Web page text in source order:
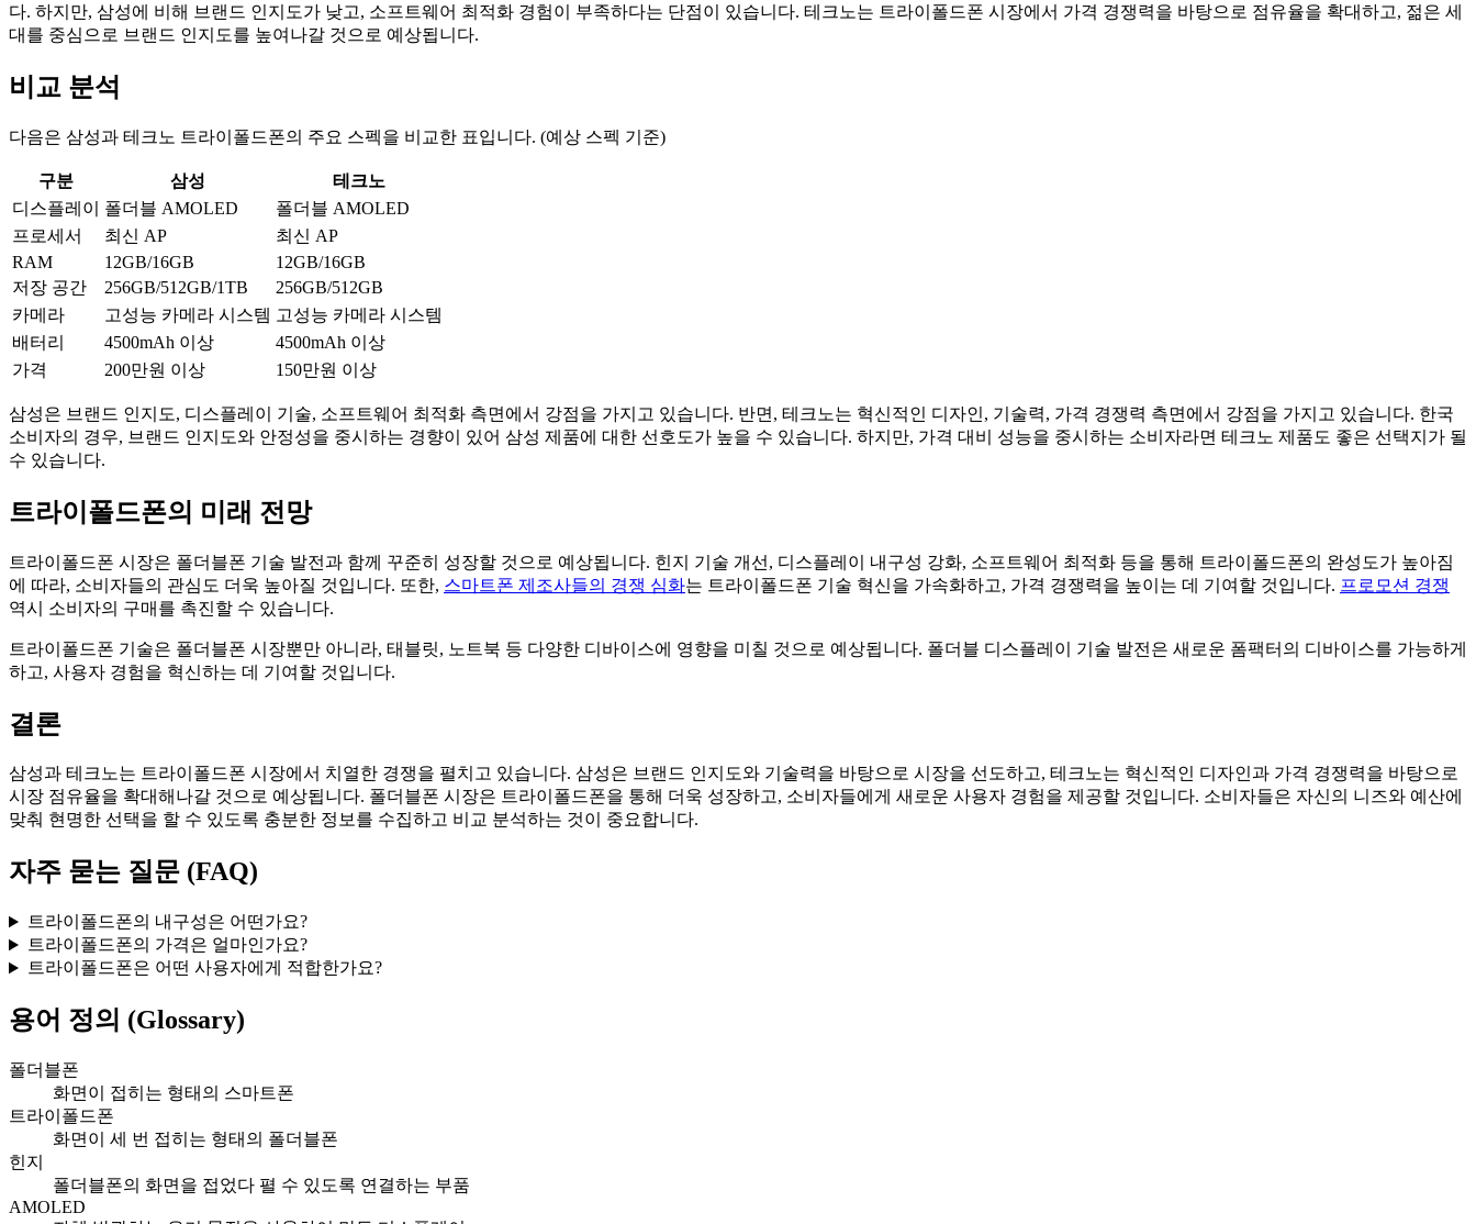
다. 하지만, 삼성에 비해 브랜드 인지도가 낮고, 소프트웨어 최적화 경험이 부족하다는 단점이 있습니다. 테크노는 트라이폴드폰 시장에서 가격 경쟁력을 바탕으로 점유율을 확대하고, 젊은 세
대를 중심으로 브랜드 인지도를 높여나갈 것으로 예상됩니다.
비교 분석
다음은 삼성과 테크노 트라이폴드폰의 주요 스펙을 비교한 표입니다. (예상 스펙 기준)
구분 삼성
테크노
디스플레이
폴더블 AMOLED
폴더블 AMOLED
프로세서
최신 AP
최신 AP
RAM
12GB/16GB
12GB/16GB
저장 공간
256GB/512GB/1TB
256GB/512GB
카메라
고성능 카메라 시스템 고성능 카메라 시스템
배터리
4500mAh 이상
4500mAh 이상
가격
200만원 이상 150만원 이상
삼성은 브랜드 인지도, 디스플레이 기술, 소프트웨어 최적화 측면에서 강점을 가지고 있습니다. 반면, 테크노는 혁신적인 디자인, 기술력, 가격 경쟁력 측면에서 강점을 가지고 있습니다. 한국
소비자의 경우, 브랜드 인지도와 안정성을 중시하는 경향이 있어 삼성 제품에 대한 선호도가 높을 수 있습니다. 하지만, 가격 대비 성능을 중시하는 소비자라면 테크노 제품도 좋은 선택지가 될
수 있습니다.
트라이폴드폰의 미래 전망
트라이폴드폰 시장은 폴더블폰 기술 발전과 함께 꾸준히 성장할 것으로 예상됩니다. 힌지 기술 개선, 디스플레이 내구성 강화, 소프트웨어 최적화 등을 통해 트라이폴드폰의 완성도가 높아짐
에 따라, 소비자들의 관심도 더욱 높아질 것입니다. 또한, 스마트폰 제조사들의 경쟁 심화는 트라이폴드폰 기술 혁신을 가속화하고, 가격 경쟁력을 높이는 데 기여할 것입니다. 프로모션 경쟁
역시 소비자의 구매를 촉진할 수 있습니다.
트라이폴드폰 기술은 폴더블폰 시장뿐만 아니라, 태블릿, 노트북 등 다양한 디바이스에 영향을 미칠 것으로 예상됩니다. 폴더블 디스플레이 기술 발전은 새로운 폼팩터의 디바이스를 가능하게
하고, 사용자 경험을 혁신하는 데 기여할 것입니다.
결론
삼성과 테크노는 트라이폴드폰 시장에서 치열한 경쟁을 펼치고 있습니다. 삼성은 브랜드 인지도와 기술력을 바탕으로 시장을 선도하고, 테크노는 혁신적인 디자인과 가격 경쟁력을 바탕으로
시장 점유율을 확대해나갈 것으로 예상됩니다. 폴더블폰 시장은 트라이폴드폰을 통해 더욱 성장하고, 소비자들에게 새로운 사용자 경험을 제공할 것입니다. 소비자들은 자신의 니즈와 예산에
맞춰 현명한 선택을 할 수 있도록 충분한 정보를 수집하고 비교 분석하는 것이 중요합니다.
자주 묻는 질문 (FAQ)
트라이폴드폰의 내구성은 어떤가요?
트라이폴드폰의 가격은 얼마인가요?
트라이폴드폰은 어떤 사용자에게 적합한가요?
용어 정의 (Glossary)
폴더블폰
화면이 접히는 형태의 스마트폰
트라이폴드폰
화면이 세 번 접히는 형태의 폴더블폰
힌지
폴더블폰의 화면을 접었다 펼 수 있도록 연결하는 부품
AMOLED